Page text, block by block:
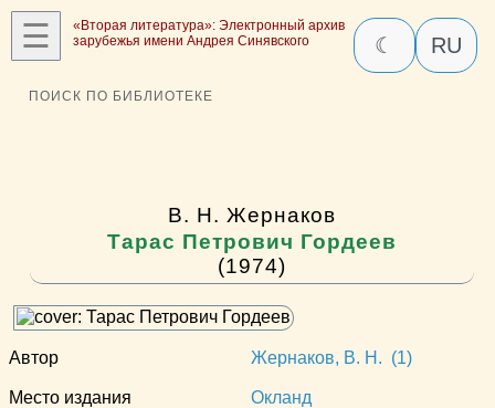
☰
«Вторая литература»: Электронный архив
зарубежья имени Андрея Синявского
☾ RU
ПОИСК ПО БИБЛИОТЕКЕ
В. Н. Жернаков
Тарас Петрович Гордеев
(1974)
Автор Жернаков, В. Н. (1)
Место издания Окланд